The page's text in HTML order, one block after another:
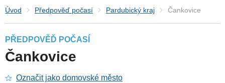
Úvod Předpověď počasí Pardubický kraj Čankovice
PŘEDPOVĚĎ POČASÍ
Čankovice
Označit jako domovské město